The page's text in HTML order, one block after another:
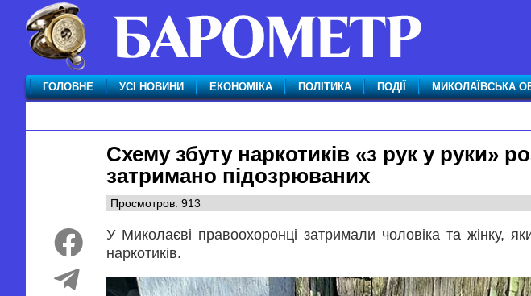
ГОЛОВНЕ УСІ НОВИНИ ЕКОНОМІКА ПОЛІТИКА ПОДІЇ МИКОЛАЇВСЬКА
Схему збуту наркотиків «з рук у руки»
затримано підозрюваних
Просмотров: 913
У Миколаєві правоохоронці затримали чоловіка та жінку,
наркотиків.